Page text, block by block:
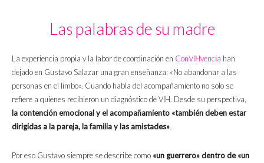
Las palabras de su madre
La experiencia propia y la labor de coordinación en ConVIHvencia han
dejado en Gustavo Salazar una gran enseñanza: «No abandonar a las
personas en el limbo». Cuando habla del acompañamiento no solo se
refiere a quienes recibieron un diagnóstico de VIH. Desde su perspectiva,
la contención emocional y el acompañamiento «también deben estar
dirigidas a la pareja, la familia y las amistades».
Por eso Gustavo siempre se describe como «un guerrero» dentro de «un